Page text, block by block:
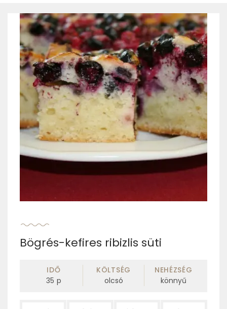
Bögrés-kefires ribizlis süti
IDŐ
35 p
KÖLTSÉG
olcsó
NEHÉZSÉG
könnyű